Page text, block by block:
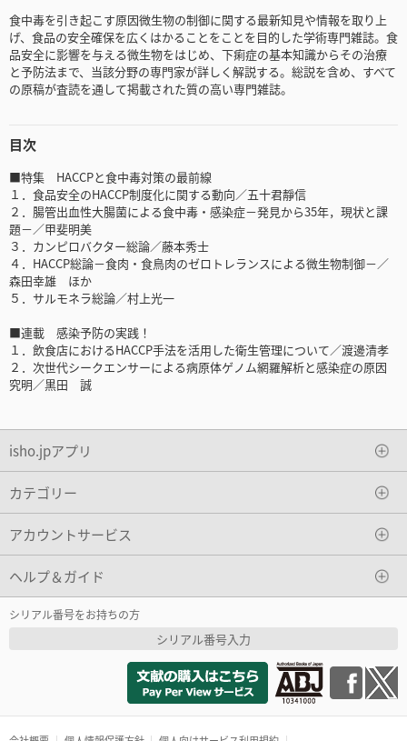
食中毒を引き起こす原因微生物の制御に関する最新知見や情報を取り上
げ、食品の安全確保を広くはかることをことを目的した学術専門雑誌。食
品安全に影響を与える微生物をはじめ、下痢症の基本知識からその治療
と予防法まで、当該分野の専門家が詳しく解説する。総説を含め、すべて
の原稿が査読を通して掲載された質の高い専門雑誌。
目次
■特集 HACCPと食中毒対策の最前線
１．食品安全のHACCP制度化に関する動向／五十君靜信
２．腸管出血性大腸菌による食中毒・感染症－発見から35年，現状と課
題－／甲斐明美
３．カンピロバクター総論／藤本秀士
４．HACCP総論－食肉・食鳥肉のゼロトレランスによる微生物制御－／
森田幸雄 ほか
５．サルモネラ総論／村上光一
■連載 感染予防の実践！
１．飲食店におけるHACCP手法を活用した衛生管理について／渡邊清孝
２．次世代シークエンサーによる病原体ゲノム網羅解析と感染症の原因
究明／黒田 誠
isho.jpアプリ
カテゴリー
アカウントサービス
ヘルプ＆ガイド
シリアル番号をお持ちの方
シリアル番号入力